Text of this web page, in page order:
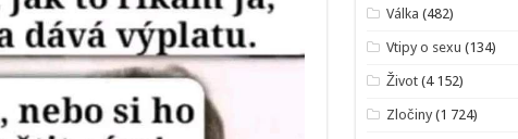
Válka (482)
Vtipy o sexu (134)
Život (4 152)
Zločiny (1 724)